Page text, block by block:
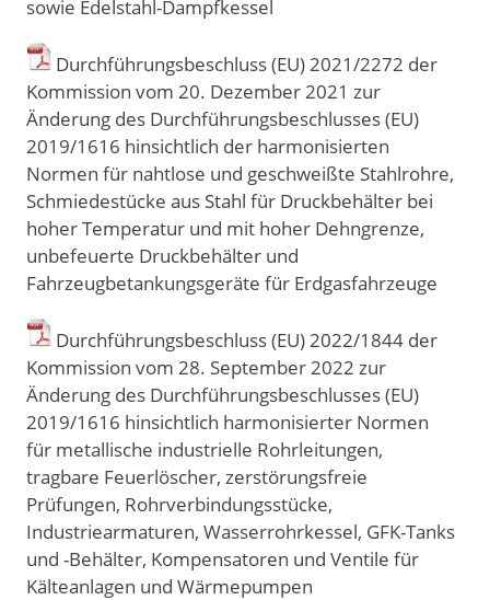
sowie Edelstahl-Dampfkessel
Durchführungsbeschluss (EU) 2021/2272 der
Kommission vom 20. Dezember 2021 zur
Änderung des Durchführungsbeschlusses (EU)
2019/1616 hinsichtlich der harmonisierten
Normen für nahtlose und geschweißte Stahlrohre,
Schmiedestücke aus Stahl für Druckbehälter bei
hoher Temperatur und mit hoher Dehngrenze,
unbefeuerte Druckbehälter und
Fahrzeugbetankungsgeräte für Erdgasfahrzeuge
Durchführungsbeschluss (EU) 2022/1844 der
Kommission vom 28. September 2022 zur
Änderung des Durchführungsbeschlusses (EU)
2019/1616 hinsichtlich harmonisierter Normen
für metallische industrielle Rohrleitungen,
tragbare Feuerlöscher, zerstörungsfreie
Prüfungen, Rohrverbindungsstücke,
Industriearmaturen, Wasserrohrkessel, GFK-Tanks
und -Behälter, Kompensatoren und Ventile für
Kälteanlagen und Wärmepumpen